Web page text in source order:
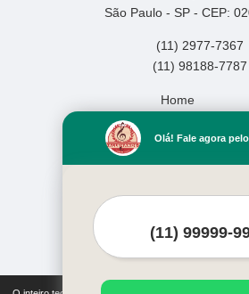
São Paulo - SP - CEP:
(11) 2977-7367
(11) 98188-7787
Home
Missão
Olá! Fale agora